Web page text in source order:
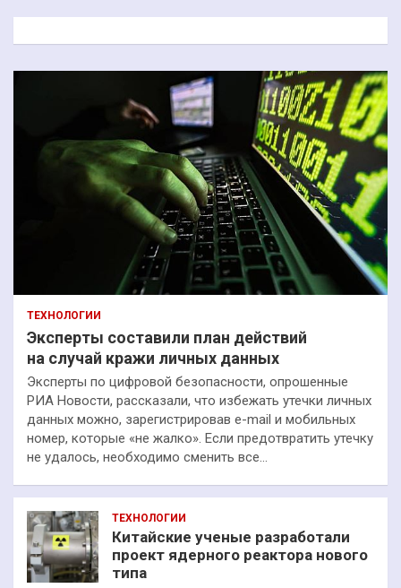
к
ТЕХНОЛОГИИ
Эксперты составили план действий
на случай кражи личных данных
Эксперты по цифровой безопасности, опрошенные
РИА Новости, рассказали, что избежать утечки личных
данных можно, зарегистрировав e-mail и мобильных
номер, которые «не жалко». Если предотвратить утечку
не удалось, необходимо сменить все…
ТЕХНОЛОГИИ
Китайские ученые разработали
проект ядерного реактора нового
типа